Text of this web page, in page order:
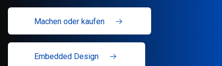
Machen oder kaufen
Embedded Design